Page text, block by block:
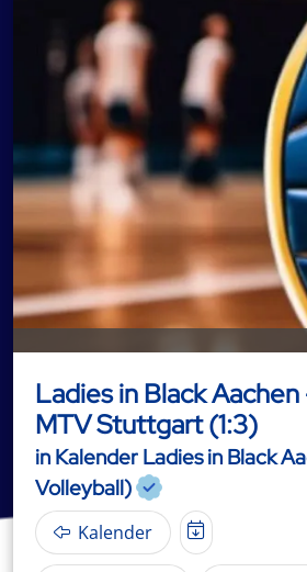
Ladies in Black
MTV Stuttgart (1:3)
in Kalender Ladies in Black
Volleyball)
Kalender